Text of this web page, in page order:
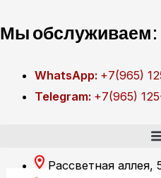
к
Мы обслуживаем:
WhatsApp: +7(965)
Telegram: +7(965)
Рассветная